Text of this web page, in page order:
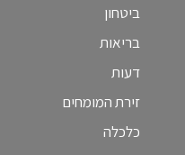
ביטחון
בריאות
דעות
זירת המומחים
כלכלה